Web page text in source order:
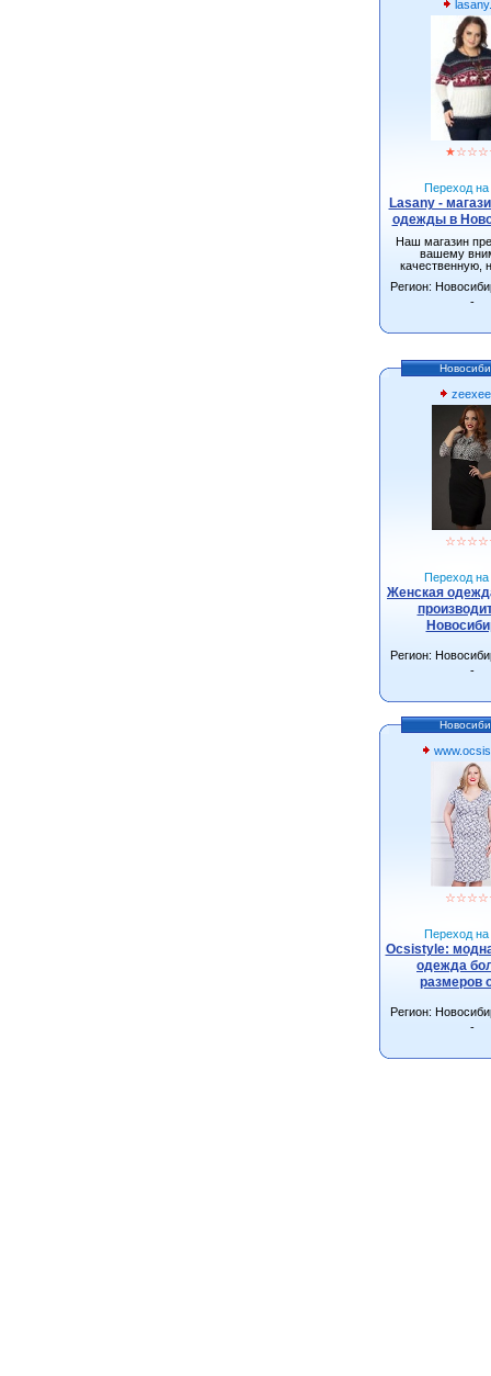
★☆☆☆
Переход на
Lasany -
одежды в
Наш магазин
вашему
качественную,
Регион:
-
☆☆☆☆
Переход на
Женская
Регион:
-
☆☆☆☆
Переход на
Ocsistyle:
одежда
размеров
Регион:
-